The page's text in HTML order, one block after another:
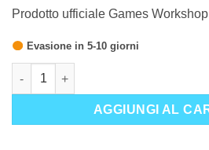
Prodotto ufficiale Games
Evasione in 5-10 giorni
NECRONS: SCORTICATI quantità
AGGIUNGI AL